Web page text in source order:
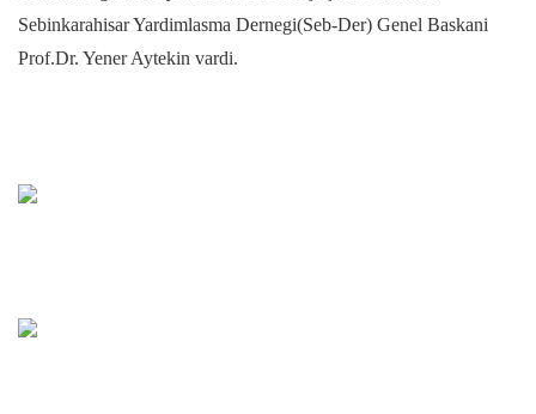
Sebinkarahisar Yardimlasma Dernegi(Seb-Der) Genel Baskani
Prof.Dr. Yener Aytekin vardi.